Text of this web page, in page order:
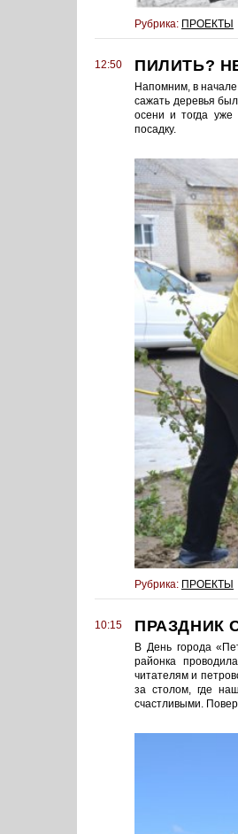
Рубрика: ПРОЕКТЫ
12:50 ПИЛИТЬ?
Напомним, в
сажать деревья
осени и тогда уже
посадку.
Рубрика: ПРОЕКТЫ
10:15 ПРАЗДНИК
В День города
районка
читателям и
за столом, где
счастливыми.